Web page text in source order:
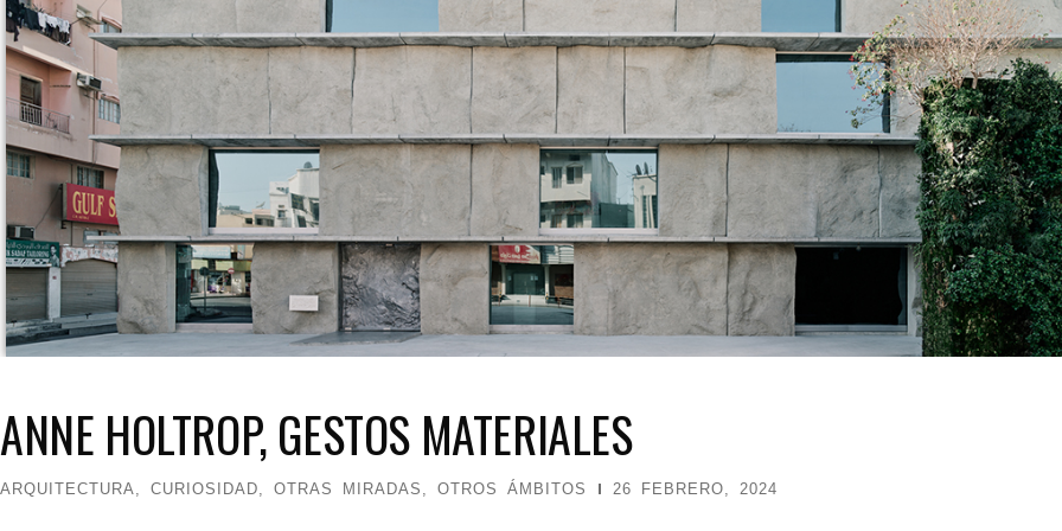
ANNE HOLTROP, GESTOS MATERIALES
ARQUITECTURA, CURIOSIDAD, OTRAS MIRADAS, OTROS ÁMBITOS 26 FEBRERO, 2024